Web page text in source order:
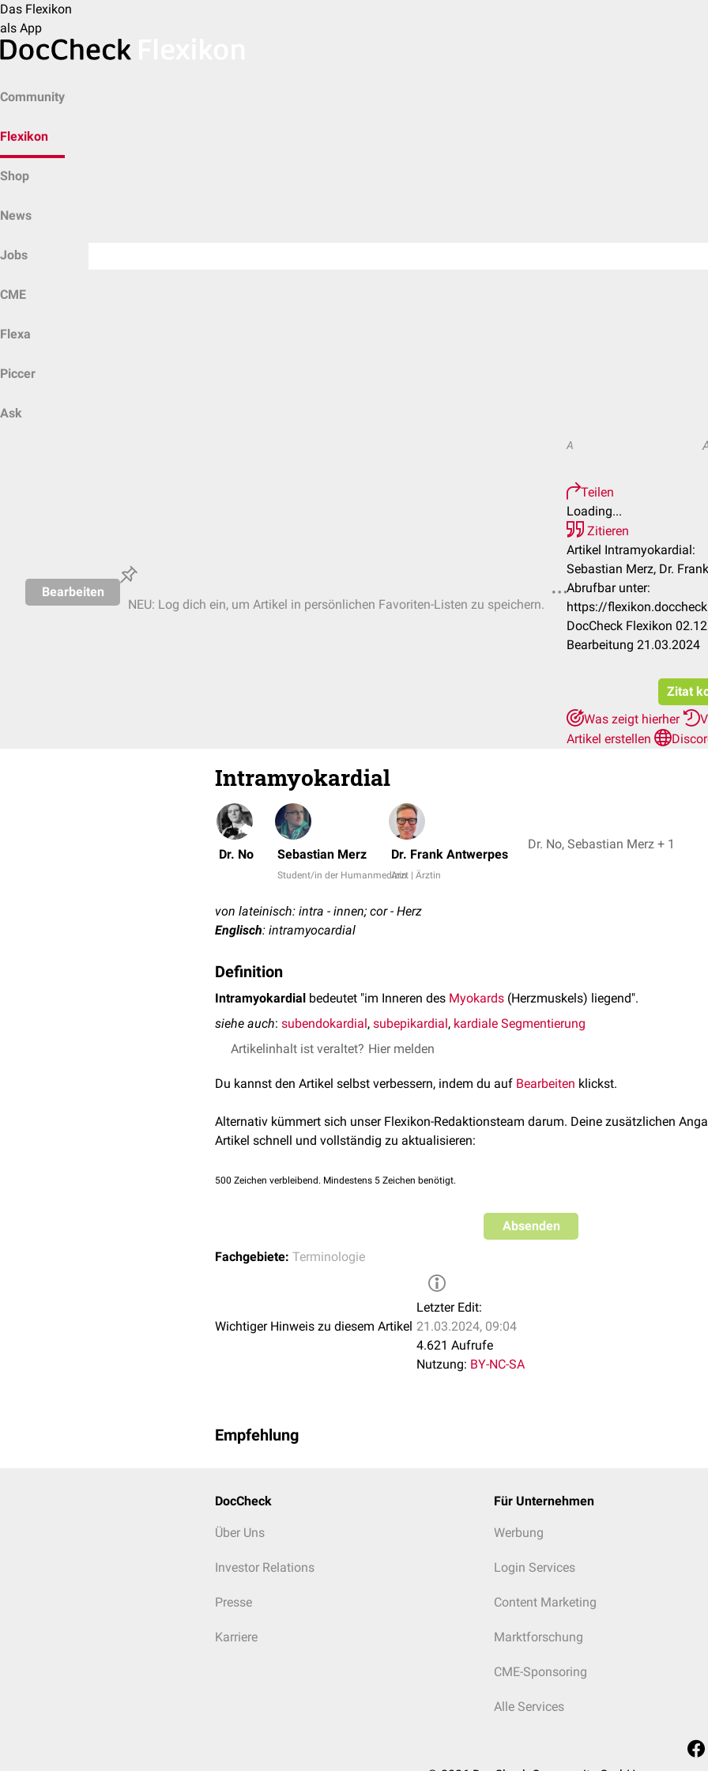
Das Flexikon
als App
Community
Flexikon
Shop
News
Jobs
CME
Flexa
Piccer
Ask
Bearbeiten
NEU: Log dich ein, um Artikel in persönlichen Favoriten-Listen zu speichern.
A
Teilen
Loading...
Zitieren
Artikel Intramyokardial:
Sebastian Merz, Dr.
Abrufbar unter:
https://
DocCheck Flexikon
Bearbeitung 21.03.2024
Zitat
Was zeigt hierher
Artikel erstellen
Intramyokardial
Dr. No Sebastian Merz
Student/in der Humanmedizin
Dr. Frank Antwerpes
Arzt | Ärztin
Dr. No, Sebastian Merz + 1
von lateinisch: intra - innen; cor - Herz
Englisch: intramyocardial
Definition
Intramyokardial bedeutet "im Inneren des Myokards (Herzmuskels) liegend".
siehe auch: subendokardial, subepikardial, kardiale Segmentierung
Artikelinhalt ist veraltet? Hier melden
Du kannst den Artikel selbst verbessern, indem du auf Bearbeiten klickst.
Alternativ kümmert sich unser Flexikon-Redaktionsteam darum. Deine zusätzlichen
Artikel schnell und vollständig zu aktualisieren:
500 Zeichen verbleibend. Mindestens 5 Zeichen benötigt.
Absenden
Fachgebiete: Terminologie
Wichtiger Hinweis zu diesem Artikel
Letzter Edit:
21.03.2024, 09:04
4.621 Aufrufe
Nutzung: BY-NC-SA
Empfehlung
DocCheck
Über Uns
Investor Relations
Presse
Karriere
Für Unternehmen
Werbung
Login Services
Content Marketing
Marktforschung
CME-Sponsoring
Alle Services